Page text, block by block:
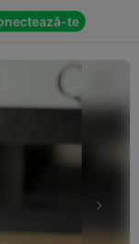
te
